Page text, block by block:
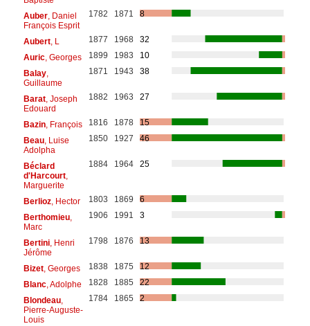
Auber, Daniel
François Esprit
1782 1871 8
Aubert, L 1877 1968
32
Auric, Georges 1899 1983
10
Balay,
Guillaume
1871 1943 38
Barat, Joseph
Edouard
1882 1963 27
Bazin, François 1816 1878
15
Beau, Luise
Adolpha
1850 1927 46
Béclard
d'Harcourt,
Marguerite
1884 1964 25
Berlioz, Hector 1803 1869
6
Berthomieu,
Marc
1906 1991 3
Bertini, Henri
Jérôme
1798 1876 13
Bizet, Georges 1838 1875
12
Blanc, Adolphe 1828 1885
22
Blondeau,
Pierre-Auguste-
Louis
1784 1865 2